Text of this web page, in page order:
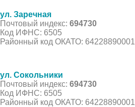
ул. Заречная
Почтовый индекс: 694730
Код ИФНС: 6505
Районный код ОКАТО: 64228890001
ул. Сокольники
Почтовый индекс: 694730
Код ИФНС: 6505
Районный код ОКАТО: 64228890001